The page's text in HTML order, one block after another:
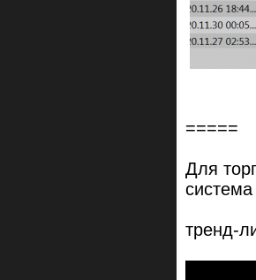
=====
Для
тренд-